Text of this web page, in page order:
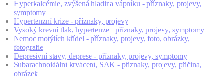
Hyperkalcémie, zvýšená hladina vápníku - příznaky, projevy,
symptomy
Hypertenzní krize - příznaky, projevy
Vysoký krevní tlak, hypertenze - příznaky, projevy, symptomy
Nemoc motýlích křídel - příznaky, projevy, foto, obrázky,
fotografie
Depresivní stavy, deprese - příznaky, projevy, symptomy
Subarachnoidální krvácení, SAK - příznaky, projevy, příčina,
obrázek